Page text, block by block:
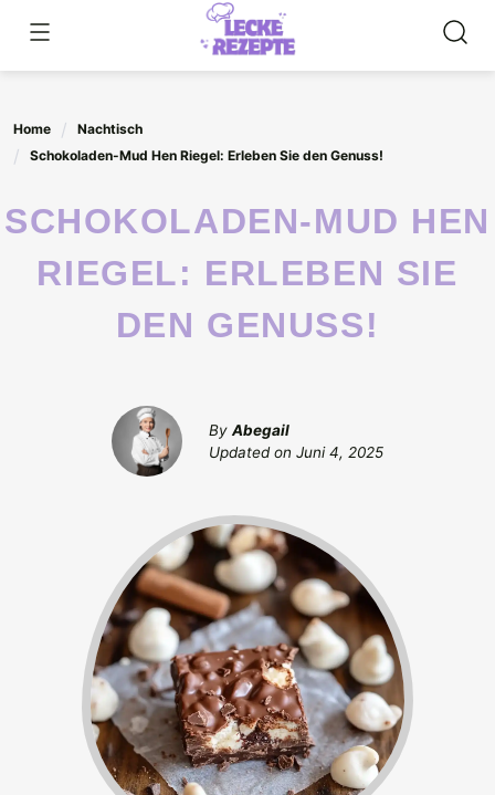
content
Home
Nachtisch
Schokoladen-Mud Hen Riegel: Erleben Sie den Genuss!
SCHOKOLADEN-MUD HEN
RIEGEL: ERLEBEN SIE
DEN GENUSS!
By Abegail
Updated on Juni 4, 2025